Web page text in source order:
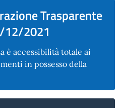
Trasparente
12/2021
è accessibilità totale ai
in possesso della